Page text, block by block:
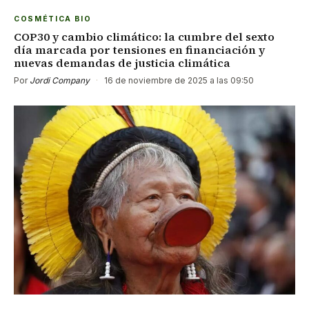
COSMÉTICA BIO
COP30 y cambio climático: la cumbre del sexto
día marcada por tensiones en financiación y
nuevas demandas de justicia climática
Por Jordi Company · 16 de noviembre de 2025 a las 09:50